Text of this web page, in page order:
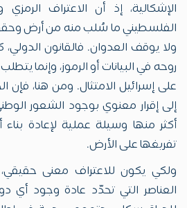
الإشكالية، إذ أن الاعتراف
الفلسطيني ما سُلب منه من أرض
ولا يوقف العدوان. فالقانون الدولي،
روحه في البيانات أو الرموز، وإنما
على إسرائيل الامتثال. ومن هنا، فإن
إلى إقرار معنوي بوجود الشعور
أكثر منها وسيلة عملية لإعادة
تفريغها على الأرض.
ولكي يكون للاعتراف معنى
العناصر التي تحدّد عادة وجود أي